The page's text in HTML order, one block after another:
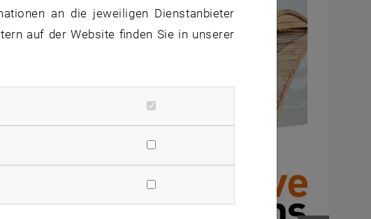
an die jeweiligen Dienstanbieter
auf der Website finden Sie in unserer